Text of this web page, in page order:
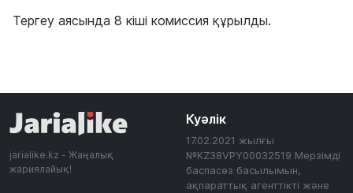
Тергеу аясында 8 кіші комиссия құрылды.
jarialike.kz - Жаңалық
жариялайық!
Куәлік
17.02.2021 жылғы
№KZ38VPY00032519 Мерзімді
баспасөз басылымын,
ақпараттық агенттікті және